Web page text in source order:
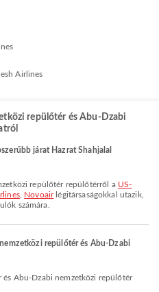
Airlines
repülőtér és Abu-Dzabi
járat Hazrat Shahjalal
repülőtér repülőtérről a US-
, Novoairlégitársaságokkal utazik,
számára.
repülőtér és Abu-Dzabi